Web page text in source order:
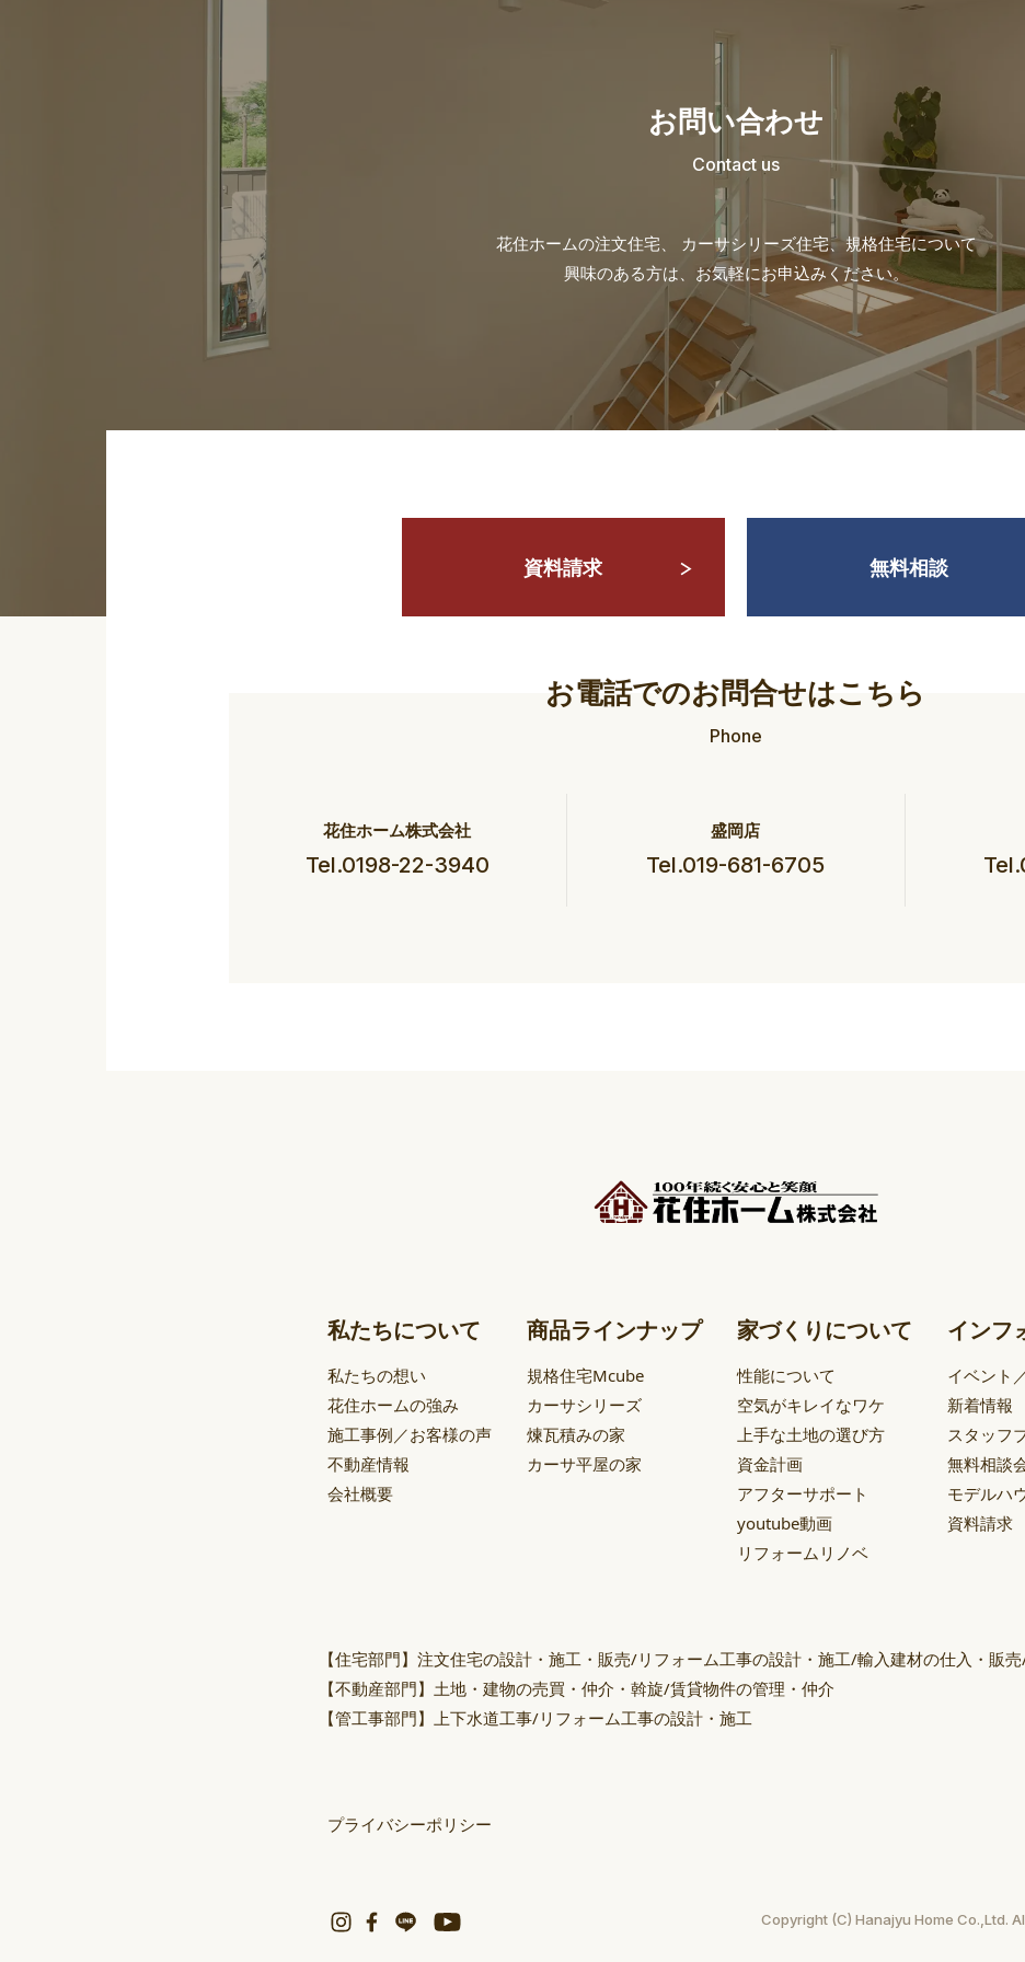
お問い合わせ
Contact us
花住ホームの注文住宅、 カーサシリーズ住宅、規格住宅について
興味のある方は、お気軽にお申込みください。
資料請求 無料相談
お電話でのお問合せはこちら
Phone
花住ホーム株式会社
Tel.0198-22-3940
盛岡店
Tel.019-681-6705
私たちについて
私たちの想い
花住ホームの強み
施工事例／お客様の声
不動産情報
会社概要
商品ラインナップ
規格住宅Mcube
カーサシリーズ
煉瓦積みの家
カーサ平屋の家
家づくりについて
性能について
空気がキレイなワケ
上手な土地の選び方
資金計画
アフターサポート
youtube動画
リフォームリノベ
インフ
イベント
新着情報
スタッフ
無料相談
モデルハ
資料請求
【住宅部門】注文住宅の設計・施工・販売/リフォーム工事の設計・施工/輸入建材の仕入・販
【不動産部門】土地・建物の売買・仲介・斡旋/賃貸物件の管理・仲介
【管工事部門】上下水道工事/リフォーム工事の設計・施工
プライバシーポリシー
Copyright (C) Hanajyu Home Co.,Ltd.